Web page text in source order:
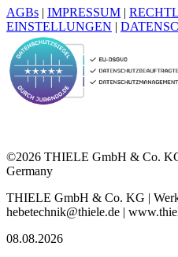
AGBs | IMPRESSUM |
EINSTELLUNGEN |
©2026 THIELE GmbH & Co.
Germany
THIELE GmbH & Co. KG |
hebetechnik@thiele.de |
08.08.2026